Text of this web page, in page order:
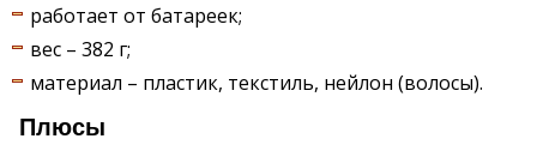
работает от батареек;
вес – 382 г;
материал – пластик, текстиль, нейлон (волосы).
Плюсы